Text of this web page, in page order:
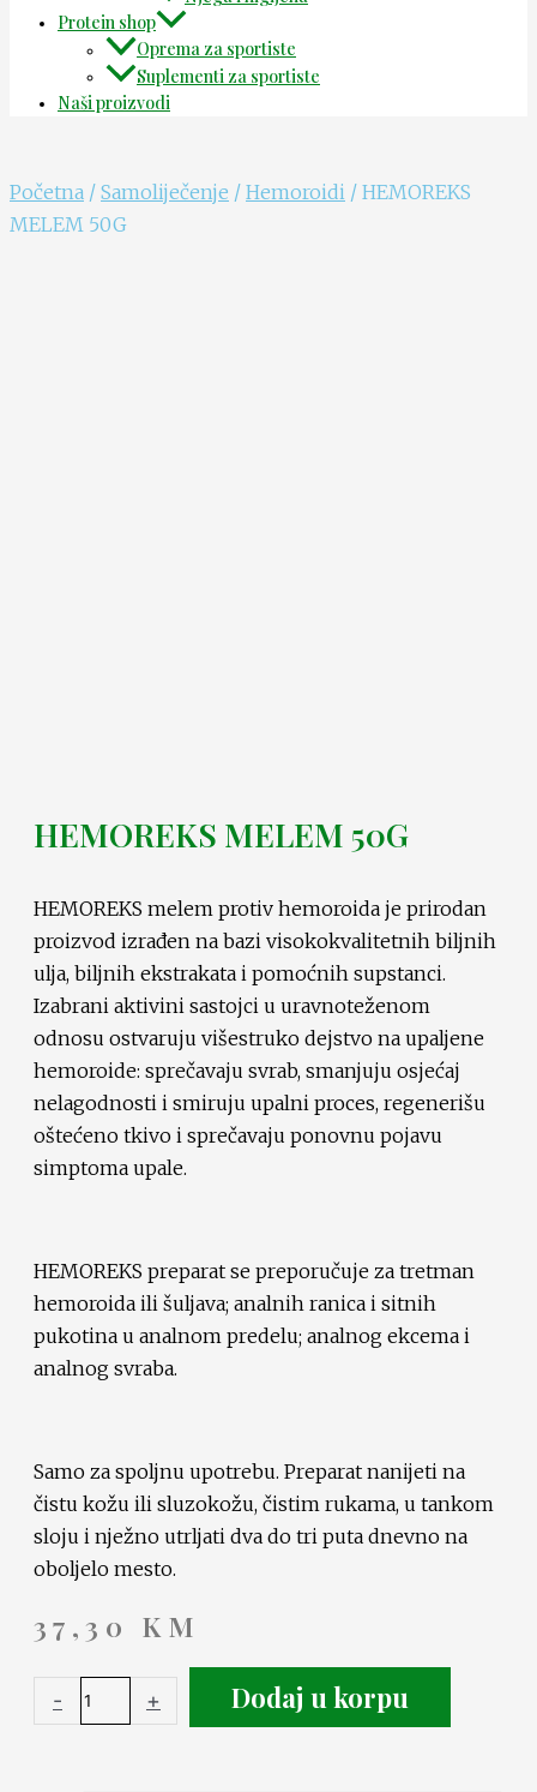
Protein shop
Oprema za sportiste
Suplementi za sportiste
Naši proizvodi
Početna / Samoliječenje / Hemoroidi / HEMOREKS
MELEM 50G
HEMOREKS MELEM 50G
HEMOREKS melem protiv hemoroida je prirodan
proizvod izrađen na bazi visokokvalitetnih biljnih
ulja, biljnih ekstrakata i pomoćnih supstanci.
Izabrani aktivini sastojci u uravnoteženom
odnosu ostvaruju višestruko dejstvo na upaljene
hemoroide: sprečavaju svrab, smanjuju osjećaj
nelagodnosti i smiruju upalni proces, regenerišu
oštećeno tkivo i sprečavaju ponovnu pojavu
simptoma upale.
HEMOREKS preparat se preporučuje za tretman
hemoroida ili šuljava; analnih ranica i sitnih
pukotina u analnom predelu; analnog ekcema i
analnog svraba.
Samo za spoljnu upotrebu. Preparat nanijeti na
čistu kožu ili sluzokožu, čistim rukama, u tankom
sloju i nježno utrljati dva do tri puta dnevno na
oboljelo mesto.
37,30 KM
- + Dodaj u korpu